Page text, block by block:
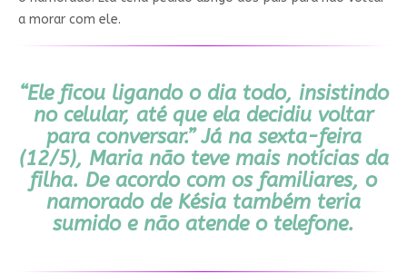
a morar com ele.
“Ele ficou ligando o dia todo, insistindo
no celular, até que ela decidiu voltar
para conversar.” Já na sexta-feira
(12/5), Maria não teve mais notícias da
filha. De acordo com os familiares, o
namorado de Késia também teria
sumido e não atende o telefone.